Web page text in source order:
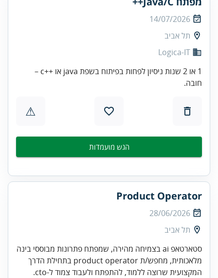
14/07/2026
תל אביב
Logica-IT
1 או 2 שנות ניסיון לפחות בפיתוח בשפת java או ++c –
חובה.
⚠
הגש מועמדות
Product Operator
28/06/2026
תל אביב
סטארטאפ ai בצמיחה מהירה, שמפתח פתרונות מבוססי בינה
מלאכותית, מחפש/ת product operator בתחילת הדרך
המקצועית שרוצה ללמוד, להתפתח ולעבוד צמוד ל-cto.